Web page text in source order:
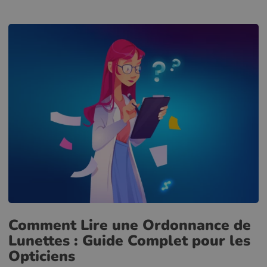
Comment Lire une Ordonnance de
Lunettes : Guide Complet pour les
Opticiens